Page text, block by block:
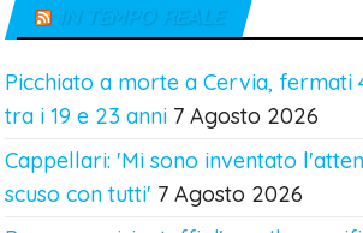
IN TEMPO REALE
Picchiato a morte a Cervia, fermati
tra i 19 e 23 anni 7 Agosto 2026
Cappellari: 'Mi sono inventato
scuso con tutti' 7 Agosto 2026